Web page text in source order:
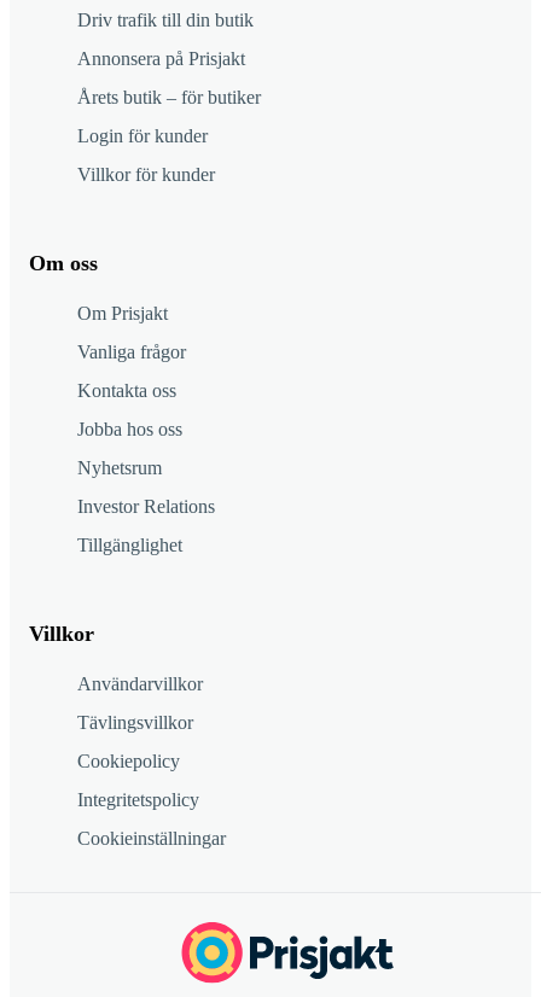
Driv trafik till din butik
Annonsera på Prisjakt
Årets butik – för butiker
Login för kunder
Villkor för kunder
Om oss
Om Prisjakt
Vanliga frågor
Kontakta oss
Jobba hos oss
Nyhetsrum
Investor Relations
Tillgänglighet
Villkor
Användarvillkor
Tävlingsvillkor
Cookiepolicy
Integritetspolicy
Cookieinställningar